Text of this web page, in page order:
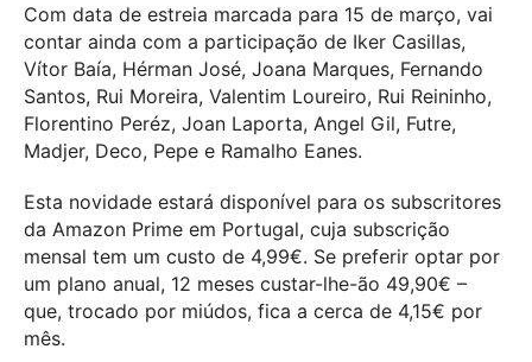
Com data de estreia marcada para 15 de março, vai
contar ainda com a participação de Iker Casillas,
Vítor Baía, Hérman José, Joana Marques, Fernando
Santos, Rui Moreira, Valentim Loureiro, Rui Reininho,
Florentino Peréz, Joan Laporta, Angel Gil, Futre,
Madjer, Deco, Pepe e Ramalho Eanes.
Esta novidade estará disponível para os subscritores
da Amazon Prime em Portugal, cuja subscrição
mensal tem um custo de 4,99€. Se preferir optar por
um plano anual, 12 meses custar-lhe-ão 49,90€ –
que, trocado por miúdos, fica a cerca de 4,15€ por
mês.